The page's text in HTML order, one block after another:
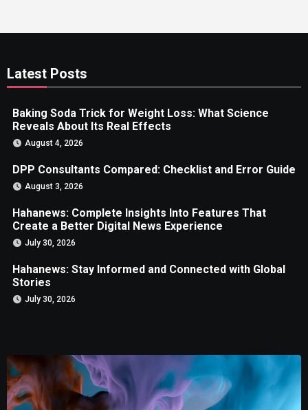
Latest Posts
Baking Soda Trick for Weight Loss: What Science
Reveals About Its Real Effects
August 4, 2026
DPP Consultants Compared: Checklist and Error Guide
August 3, 2026
Hahanews: Complete Insights Into Features That
Create a Better Digital News Experience
July 30, 2026
Hahanews: Stay Informed and Connected with Global
Stories
July 30, 2026